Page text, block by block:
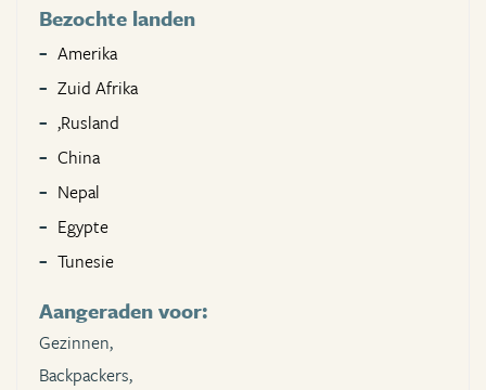
Bezochte landen
Amerika
Zuid Afrika
,Rusland
China
Nepal
Egypte
Tunesie
Aangeraden voor:
Gezinnen,
Backpackers,